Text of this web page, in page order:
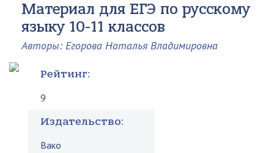
Материал для ЕГЭ по русскому
языку 10-11 классов
Авторы: Егорова Наталья Владимировна
Рейтинг:
9
Издательство:
Вако